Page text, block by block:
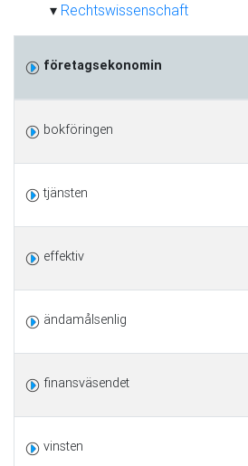
Rechtswissenschaft
företagsekonomin
bokföringen
tjänsten
effektiv
ändamålsenlig
finansväsendet
vinsten